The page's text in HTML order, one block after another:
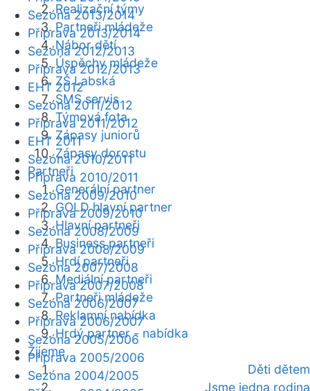
Realizační týmy
Partneři mládeže
Nábor dětí
Úspěchy mládeže
ZŠ Labská
SMS servis
Týmová fota
Zápasy juniorů
Zápasy dorostu
Partneři
Generální partner
GOLD hlavní partner
Hlavní partneři
Business partneři
Hrdí partneři
Mediální partneři
Partneři mládeže
Reklamní nabídka
Hrdý partner - nabídka
Žijeme
Děti dětem
Jsme jedna rodina
Sezóna 2013/2014
Příprava 2013/2014
Sezóna 2012/2013
Příprava 2012/2013
EHT 2012
Sezóna 2011/2012
Příprava 2011/2012
EHT 2011
Sezóna 2010/2011
Příprava 2010/2011
Sezóna 2009/2010
Příprava 2009/2010
Sezóna 2008/2009
Příprava 2008/2009
Sezóna 2007/2008
Příprava 2007/2008
Sezóna 2006/2007
Příprava 2006/2007
Sezóna 2005/2006
Příprava 2005/2006
Sezóna 2004/2005